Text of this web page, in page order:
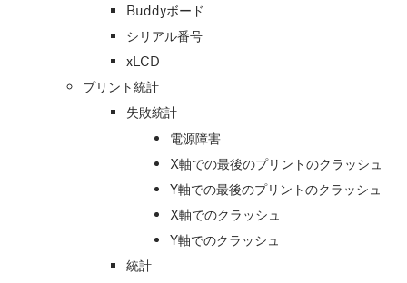
Buddyボード
シリアル番号
xLCD
プリント統計
失敗統計
電源障害
X軸での最後のプリントのクラッシュ
Y軸での最後のプリントのクラッシュ
X軸でのクラッシュ
Y軸でのクラッシュ
統計